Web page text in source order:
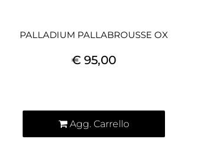
PALLADIUM PALLABROUSSE OX
€ 95,00
Agg. Carrello